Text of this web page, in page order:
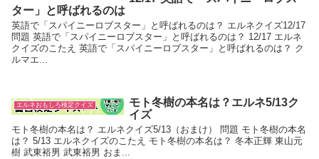
ター」と呼ばれるのは
英語で「スパイニーロブスター」と呼ばれるのは？ エルネクイズ12/17
問題 英語で「スパイニーロブスター」と呼ばれるのは？ 12/17 エルネ
クイズのこたえ 英語で「スパイニーロブスター」と呼ばれるのは？ ク
ルマエ...
エルネおもしろ検定クイズ
モト冬樹の本名は？エルネ5/13ク
イズ
モト冬樹の本名は？ エルネクイズ5/13（おまけ） 問題 モト冬樹の本名
は？ 5/13 エルネクイズのこたえ モト冬樹の本名は？ 冬本正輝 東山元
樹 武東裕男 武東裕男 おま...